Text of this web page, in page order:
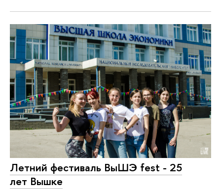
Летний фестиваль ВыШЭ fest - 25
лет Вышке